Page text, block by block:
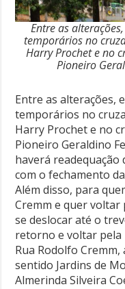
Entre as
temporários no
Harry Prochet e no
Pioneiro
Entre as alterações,
temporários no
Harry Prochet e no
Pioneiro Geraldino
haverá readequação
com o fechamento
Além disso, para
Cremm e quer
se deslocar até o
retorno e voltar pela
Rua Rodolfo
sentido Jardins de
Almerinda Silveira